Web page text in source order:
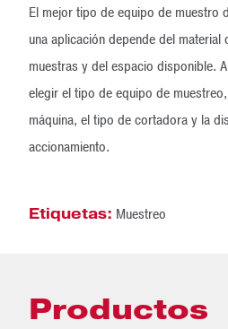
El mejor tipo de equipo de muestro
una aplicación depende del material
muestras y del espacio disponible.
elegir el tipo de equipo de
máquina, el tipo de cortadora y la
accionamiento.
Etiquetas: Muestreo
Productos